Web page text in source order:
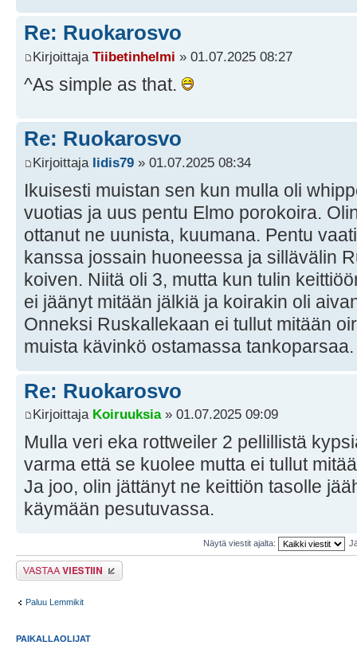
Re: Ruokarosvo
Kirjoittaja Tiibetinhelmi » 01.07.2025 08:27
^As simple as that.
Re: Ruokarosvo
Kirjoittaja Iidis79 » 01.07.2025 08:34
Ikuisesti muistan sen kun mulla oli
vuotias ja uus pentu Elmo porokoira.
ottanut ne uunista, kuumana. Pentu
kanssa jossain huoneessa ja sillävälin
koiven. Niitä oli 3, mutta kun tulin
ei jäänyt mitään jälkiä ja koirakin oli
Onneksi Ruskallekaan ei tullut mitään
muista kävinkö ostamassa tankoparsaa.
Re: Ruokarosvo
Kirjoittaja Koiruuksia» 01.07.2025 09:09
Mulla veri eka rottweiler 2 pellillistä
varma että se kuolee mutta ei tullut
Ja joo, olin jättänyt ne keittiön tasolle
käymään pesutuvassa.
Näytä viestit ajalta:
Lähetä vastaus
Paluu Lemmikit
PAIKALLAOLIJAT